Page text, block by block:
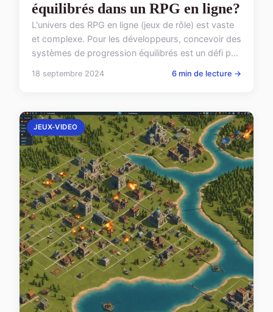
équilibrés dans un RPG en ligne?
L'univers des RPG en ligne (jeux de rôle) est vaste
et complexe. Pour les développeurs, concevoir des
systèmes de progression équilibrés est un défi p...
18 septembre 2024 6 min de lecture →
JEUX-VIDEO